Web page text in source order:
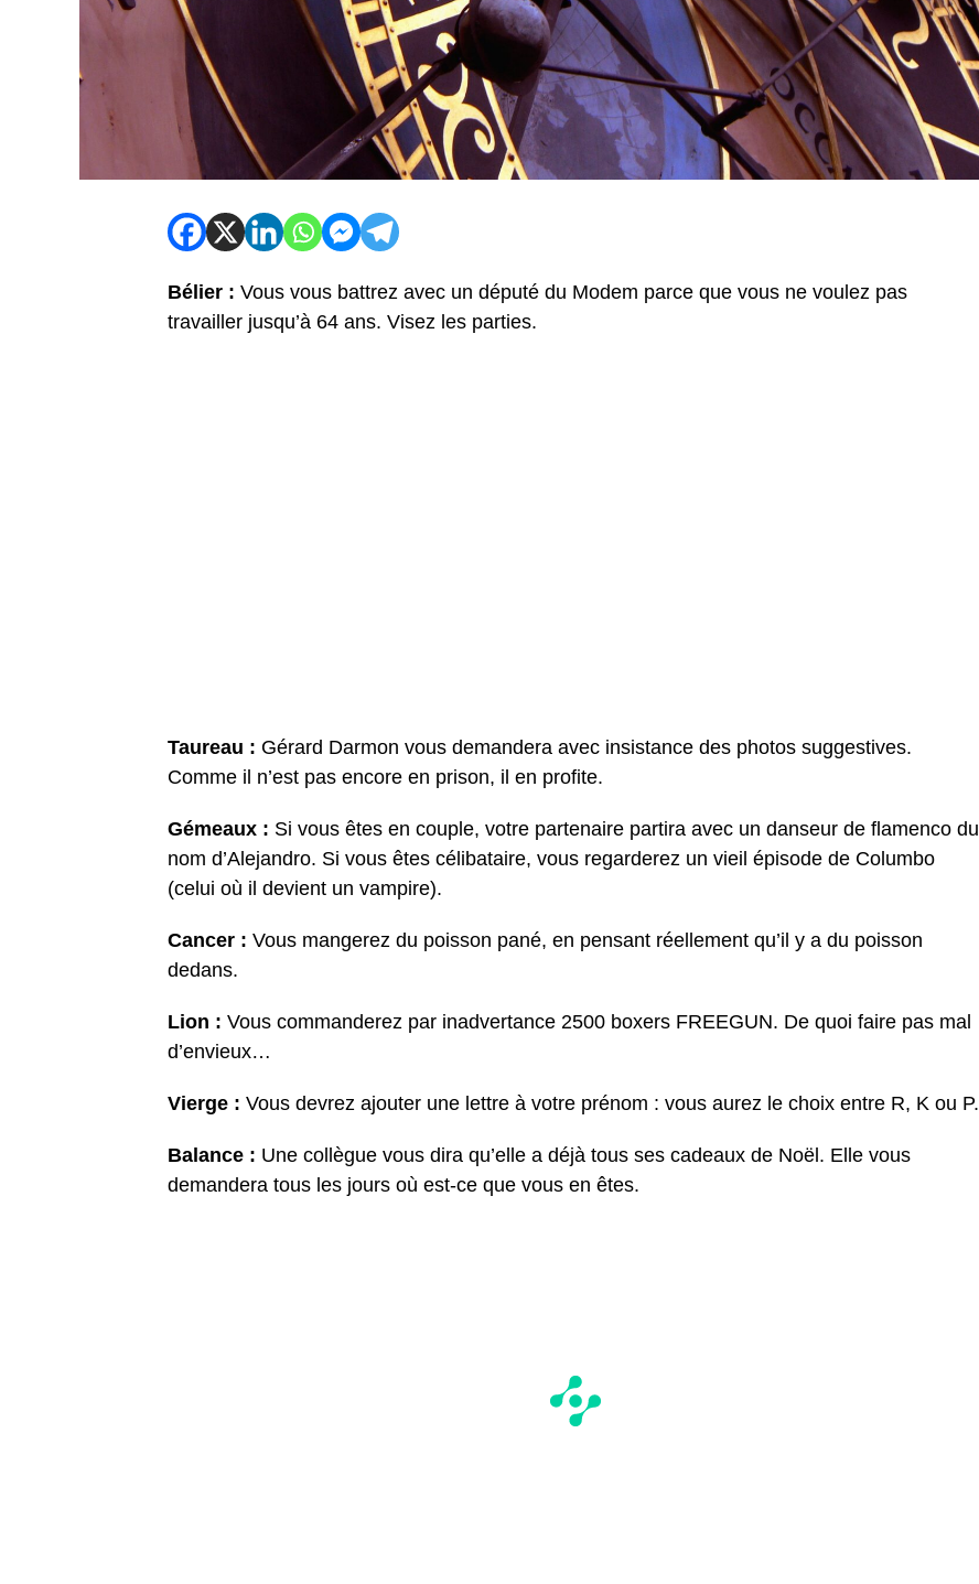
Bélier : Vous vous battrez avec un député du Modem parce que vous ne voulez pas
travailler jusqu’à 64 ans. Visez les parties.
Taureau : Gérard Darmon vous demandera avec insistance des photos suggestives.
Comme il n’est pas encore en prison, il en profite.
Gémeaux : Si vous êtes en couple, votre partenaire partira avec un danseur de flamenco du
nom d’Alejandro. Si vous êtes célibataire, vous regarderez un vieil épisode de Columbo
(celui où il devient un vampire).
Cancer : Vous mangerez du poisson pané, en pensant réellement qu’il y a du poisson
dedans.
Lion : Vous commanderez par inadvertance 2500 boxers FREEGUN. De quoi faire pas mal
d’envieux…
Vierge : Vous devrez ajouter une lettre à votre prénom : vous aurez le choix entre R, K ou P.
Balance : Une collègue vous dira qu’elle a déjà tous ses cadeaux de Noël. Elle vous
demandera tous les jours où est-ce que vous en êtes.